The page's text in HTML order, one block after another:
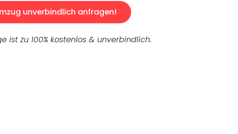
unverbindlich anfragen!
ist zu 100% kostenlos & unverbindlich.